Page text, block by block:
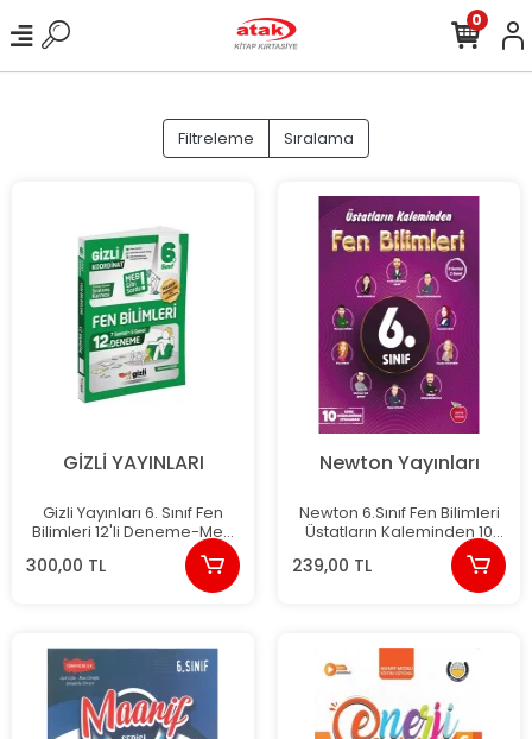
0
Filtreleme Sıralama
GİZLİ YAYINLARI
Gizli Yayınları 6. Sınıf Fen
Bilimleri 12'li Deneme-Meb
300,00 TL
Newton Yayınları
Newton 6.Sınıf Fen Bilimleri
Üstatların Kaleminden 10
239,00 TL